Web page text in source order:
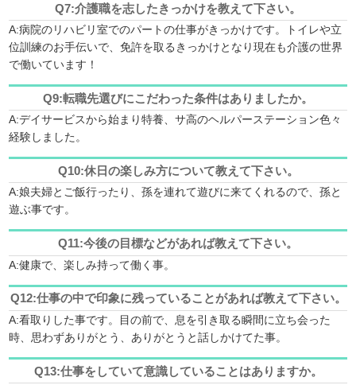
Q7:介護職を志したきっかけを教えて下さい。
A:病院のリハビリ室でのパートの仕事がきっかけです。トイレや立
位訓練のお手伝いで、免許を取るきっかけとなり現在も介護の世界
で働いています！
Q9:転職先選びにこだわった条件はありましたか。
A:デイサービスから始まり特養、サ高のヘルパーステーション色々
経験しました。
Q10:休日の楽しみ方について教えて下さい。
A:娘夫婦とご飯行ったり、孫を連れて遊びに来てくれるので、孫と
遊ぶ事です。
Q11:今後の目標などがあれば教えて下さい。
A:健康で、楽しみ持って働く事。
Q12:仕事の中で印象に残っていることがあれば教えて下さい。
A:看取りした事です。目の前で、息を引き取る瞬間に立ち会った
時、思わずありがとう、ありがとうと話しかけてた事。
Q13:仕事をしていて意識していることはありますか。